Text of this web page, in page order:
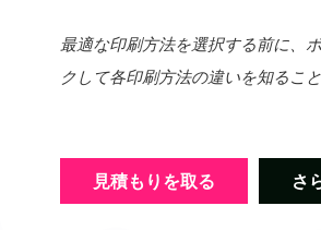
最適な印刷方法を選択する前に、
クして各印刷方法の違いを知ること
見積もりを取る さ